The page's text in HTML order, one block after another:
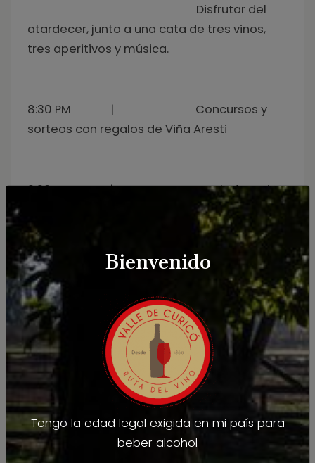
Bienvenido
Tengo la edad legal exigida en mi país para
beber alcohol
Disfrutar del
atardecer, junto a una cata de tres vinos,
tres aperitivos y música.
8:30 PM | Concursos y
sorteos con regalos de Viña Aresti
9:30 PM | Traslado a Viña
Venta especial
de vinos.
Cupos Limitados * Valor : $25.000 pp. sin
traslados, $30.000 pp. con traslado ida y
regreso.
Whatsapp : +56998716204
DETALLES